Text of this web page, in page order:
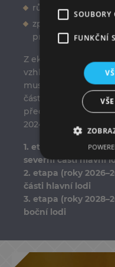
růst cen materiálu
zpomalení
prostředků (vůči
Z ekonomických a
vzhledem k použití
musí obnova
částech. Opravu
předpokládáme tři
2024-2029:
1. etapa (roky
severní části hlavní
2. etapa (roky
části hlavní lodi
3. etapa (roky
boční lodi
SOUBORY
FUNKČNÍ